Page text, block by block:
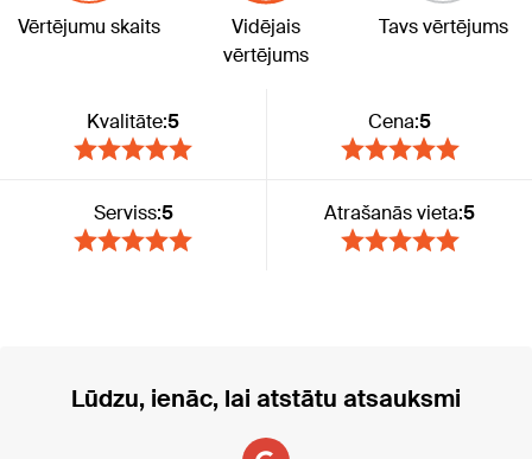
Vērtējumu skaits
Vidējais
vērtējums
Tavs vērtējums
Kvalitāte:5 Cena:5
Serviss:5 Atrašanās vieta:5
Lūdzu, ienāc, lai atstātu atsauksmi